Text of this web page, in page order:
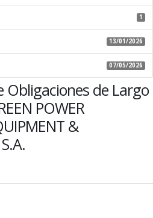
IMPORT
POWER
EQUIPMENT
MACHINERY
ITEM
S.A.
1
13/01/2026
07/05/2026
Obligaciones de Largo
POWER
&